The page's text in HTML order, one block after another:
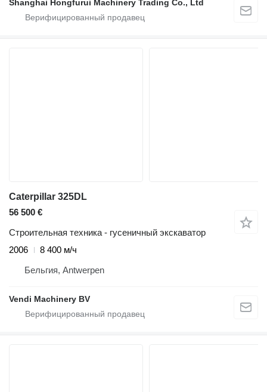
Shanghai Hongfurui Machinery Trading Co., Ltd
Caterpillar 325DL
56 500 €
Строительная техника - гусеничный экскаватор
2006
8 400 м/ч
Бельгия, Antwerpen
Vendi Machinery BV